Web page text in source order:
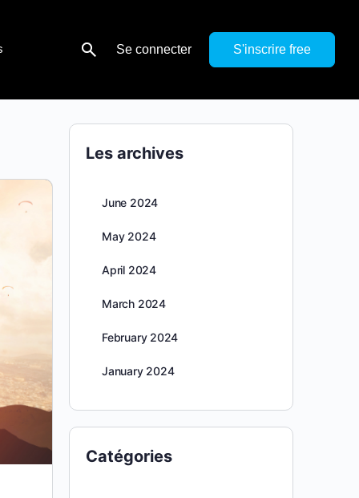
Se connecter S'inscrire
Les archives
June 2024
May 2024
April 2024
March 2024
February 2024
January 2024
Catégories